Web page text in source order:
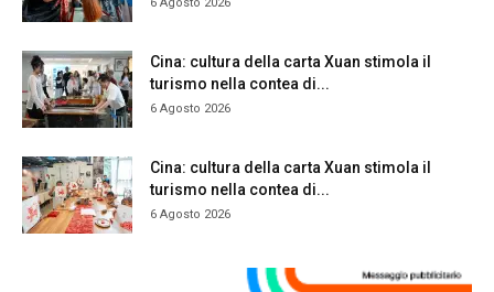
Cina: cultura della carta Xuan stimola il
turismo nella contea di...
6 Agosto 2026
Cina: cultura della carta Xuan stimola il
turismo nella contea di...
6 Agosto 2026